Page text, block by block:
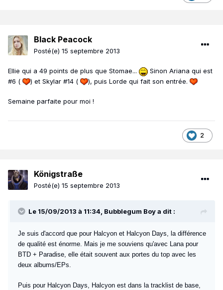
Black Peacock
Posté(e) 15 septembre 2013
Ellie qui a 49 points de plus que Stomae...
Sinon Ariana qui est
#6 (
) et Skylar #14 ( ), puis Lorde qui fait son entrée.
Semaine parfaite pour moi !
2
Königstraße
Posté(e) 15 septembre 2013
Le 15/09/2013 à 11:34, Bubblegum Boy a dit :
Je suis d'accord que pour Halcyon et Halcyon Days, la différence
de qualité est énorme. Mais je me souviens qu'avec Lana pour
BTD + Paradise, elle était souvent aux portes du top avec les
deux albums/EPs.
Puis pour Halcyon Days, Halcyon est dans la tracklist de base,